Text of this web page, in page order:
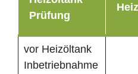
Prüfung
vor Heizöltank
Inbetriebnahme